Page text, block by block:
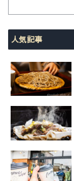
人気記事